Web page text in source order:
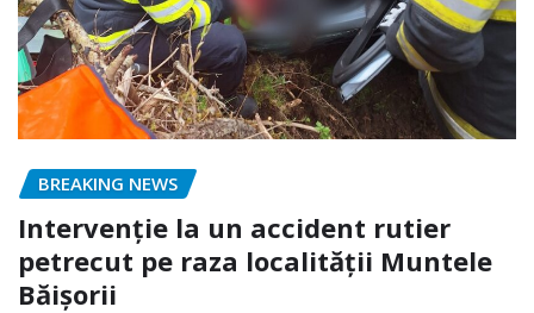
BREAKING NEWS
Intervenție la un accident rutier
petrecut pe raza localității Muntele
Băișorii